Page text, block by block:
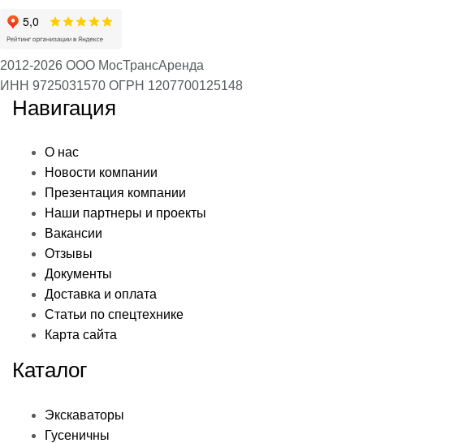
2012-2026 ООО МосТрансАренда
ИНН 9725031570 ОГРН 1207700125148
Навигация
О нас
Новости компании
Презентация компании
Наши партнеры и проекты
Вакансии
Отзывы
Документы
Доставка и оплата
Статьи по спецтехнике
Карта сайта
Каталог
Экскаваторы
Гусеничны